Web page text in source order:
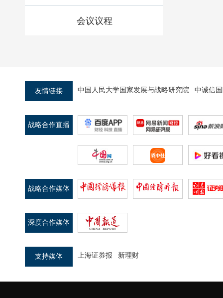
会议议程
友情链接 中国人民大学国家发展与战略研究院 中诚信
战略合作直播
战略合作媒体
深度合作媒体
支持媒体 上海证券报 新理财